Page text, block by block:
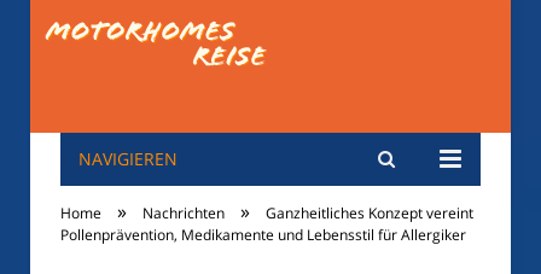
motorhomes-
reise.de
NAVIGIEREN
Home » Nachrichten »
Ganzheitliches Konzept vereint
Pollenprävention, Medikamente und Lebensstil für Allergiker